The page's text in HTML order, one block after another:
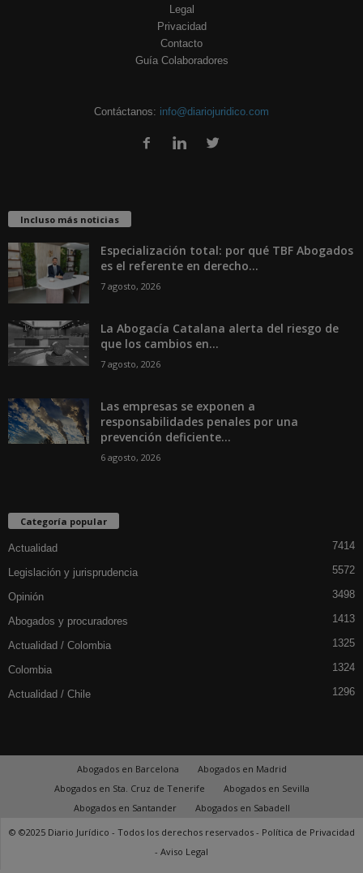
Legal
Privacidad
Contacto
Guía Colaboradores
Contáctanos: info@diariojuridico.com
Incluso más noticias
Especialización total: por qué TBF Abogados
es el referente en derecho...
7 agosto, 2026
La Abogacía Catalana alerta del riesgo de
que los cambios en...
7 agosto, 2026
Las empresas se exponen a
responsabilidades penales por una
prevención deficiente...
6 agosto, 2026
Categoría popular
Actualidad 7414
Legislación y jurisprudencia 5572
Opinión 3498
Abogados y procuradores 1413
Actualidad / Colombia 1325
Colombia 1324
Actualidad / Chile 1296
Abogados en Barcelona
Abogados en Madrid
Abogados en Sta. Cruz de Tenerife
Abogados en Sevilla
Abogados en Santander
Abogados en Sabadell
© ©2025 Diario Jurídico - Todos los derechos reservados - Política de Privacidad
- Aviso Legal